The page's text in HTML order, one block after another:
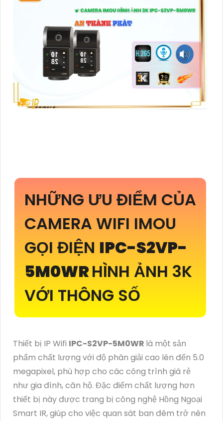
NHỮNG ƯU ĐIỂM CỦA
CAMERA WIFI IMOU
GỌI ĐIỆN IPC-S2VP-
5M0WRHÌNH ẢNH 3K
VỚI THÔNG SỐ
Thiết bị IP Wifi IPC-S2VP-5M0WR là một sản
phẩm chất lượng với độ phân giải cao lên đến 5.0
megapixel, phù hợp cho các công trình giá rẻ
như gia đình, căn hộ. Đặc điểm chất lượng hơn
thiết bị này được trang bị công nghệ Hồng Ngoại
Smart IR, giúp cho việc quan sát ban đêm trở nên